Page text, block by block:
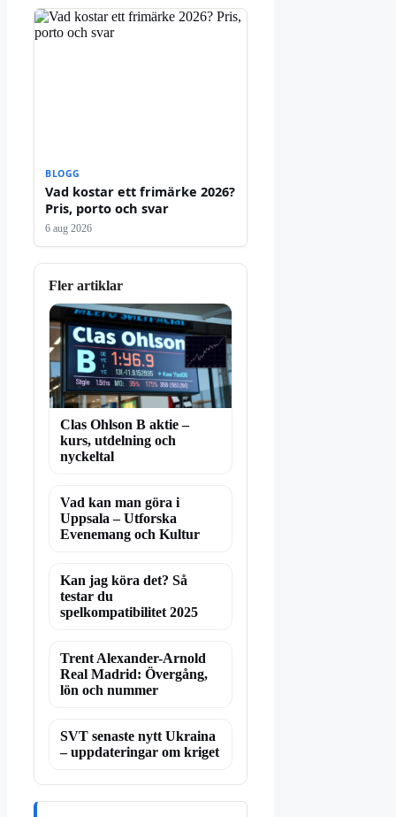
BLOGG
Vad kostar ett frimärke 2026?
Pris, porto och svar
6 aug 2026
Fler artiklar
Clas Ohlson B aktie –
kurs, utdelning och
nyckeltal
Vad kan man göra i
Uppsala – Utforska
Evenemang och Kultur
Kan jag köra det? Så
testar du
spelkompatibilitet 2025
Trent Alexander-Arnold
Real Madrid: Övergång,
lön och nummer
SVT senaste nytt Ukraina
– uppdateringar om kriget